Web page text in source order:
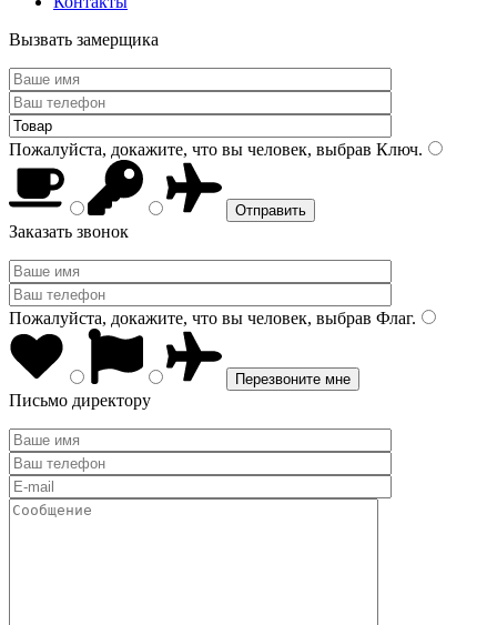
Вызвать замерщика
Пожалуйста, докажите, что вы человек, выбрав Ключ.
Заказать звонок
Пожалуйста, докажите, что вы человек, выбрав Флаг.
Письмо директору